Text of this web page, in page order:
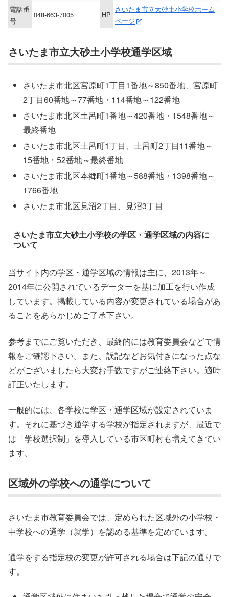
電話番
号
048-663-7005 HP
さいたま市立大砂土小学校ホーム
ページ
さいたま市立大砂土小学校通学区域
さいたま市北区宮原町1丁目1番地～850番地、宮原町
2丁目60番地～77番地・114番地～122番地
さいたま市北区土呂町1番地～420番地・1548番地～
最終番地
さいたま市北区土呂町1丁目、土呂町2丁目11番地～
15番地・52番地～最終番地
さいたま市北区本郷町1番地～588番地・1398番地～
1766番地
さいたま市北区見沼2丁目、見沼3丁目
さいたま市立大砂土小学校の学区・通学区域の内容に
ついて
当サイト内の学区・通学区域の情報は主に、2013年～
2014年に公開されているデーターを基に加工を行い作成
しています。掲載している内容が変更されている場合があ
ることをあらかじめご了承下さい。
参考までにご覧いただき、最終的には教育委員会などで情
報をご確認下さい。また、誤記などお気付きになった点な
どがございましたら大変お手数ですがご連絡下さい。適時
訂正いたします。
一般的には、各学校に学区・通学区域が設定されていま
す。それに基づき通学する学校が指定されますが、最近で
は「学校選択制」を導入している市区町村も増えてきてい
ます。
区域外の学校への通学について
さいたま市教育委員会では、定められた区域外の小学校・
中学校への通学（就学）を認める基準を定めています。
通学をする指定校の変更が許可される場合は下記の通りで
す。